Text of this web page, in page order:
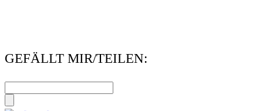
GEFÄLLT MIR/TEILEN: